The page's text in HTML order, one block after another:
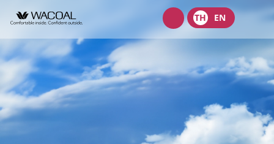
Wacoal
shop
TH EN
เกี่ยวกับเรา
วิสัยทัศน์ พันธกิจ และค่านิยม
ประวัติความเป็นมา
ลักษณะการประกอบธุรกิจ
ผลิตภัณฑ์
ชุดชั้นในสตรี
นักลงทุนสัมพันธ์
การกำกับดูแลกิจการ